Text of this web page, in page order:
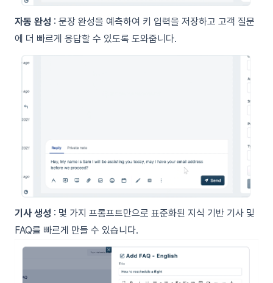
자동 완성 : 문장 완성을 예측하여 키 입력을 저장하고 고객 질문
에 더 빠르게 응답할 수 있도록 도와줍니다.
기사 생성 : 몇 가지 프롬프트만으로 표준화된 지식 기반 기사 및
FAQ를 빠르게 만들 수 있습니다.